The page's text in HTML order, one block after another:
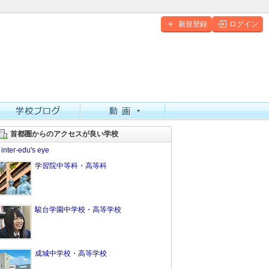
新規登録 ログイン
首都圏からのアクセスが良い学校
inter-edu's eye
学習院中等科・高等科
駿台学園中学校・高等学校
成城中学校・高等学校